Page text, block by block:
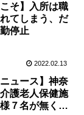
そ】入所は職
てしまう、だ
停止
2022.02.13
ュース】神奈
護老人保健施
７名が無くな